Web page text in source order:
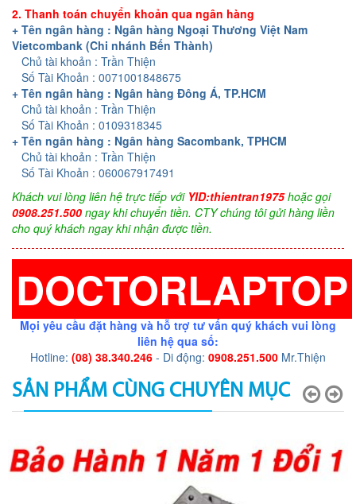
2. Thanh toán chuyển khoản qua ngân hàng
+ Tên ngân hàng : Ngân hàng Ngoại Thương Việt Nam
Vietcombank (Chi nhánh Bến Thành)
Chủ tài khoản : Trần Thiện
Số Tài Khoản : 0071001848675
+ Tên ngân hàng : Ngân hàng Đông Á, TP.HCM
Chủ tài khoản : Trần Thiện
Số Tài Khoản : 0109318345
+ Tên ngân hàng : Ngân hàng Sacombank, TPHCM
Chủ tài khoản : Trần Thiện
Số Tài Khoản : 060067917491
Khách vui lòng liên hệ trực tiếp với YID:thientran1975hoặc gọi
0908.251.500 ngay khi chuyển tiền. CTY chúng tôi gửi hàng liền
cho quý khách ngay khi nhận được tiền.
DOCTORLAPTOP
Mọi yêu cầu đặt hàng và hỗ trợ tư vấn quý khách vui lòng
liên hệ qua số:
Hotline: (08) 38.340.246 - Di động: 0908.251.500 Mr.Thiện
SẢN PHẨM CÙNG CHUYÊN MỤC